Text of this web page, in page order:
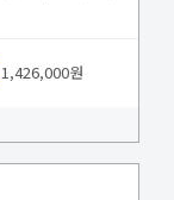
1,426,000원